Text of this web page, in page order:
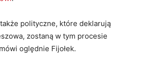
także polityczne, które deklarują
zostaną w tym procesie
oględnie Fijołek.